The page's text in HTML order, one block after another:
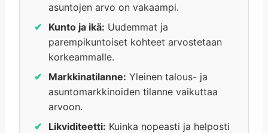
asuntojen arvo on vakaampi.
Kunto ja ikä: Uudemmat ja
parempikuntoiset kohteet arvostetaan
korkeammalle.
Markkinatilanne: Yleinen talous- ja
asuntomarkkinoiden tilanne vaikuttaa
arvoon.
Likviditeetti: Kuinka nopeasti ja helposti